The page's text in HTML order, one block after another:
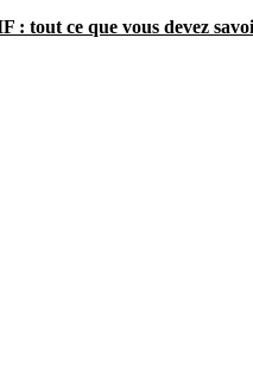
: tout ce que vous devez